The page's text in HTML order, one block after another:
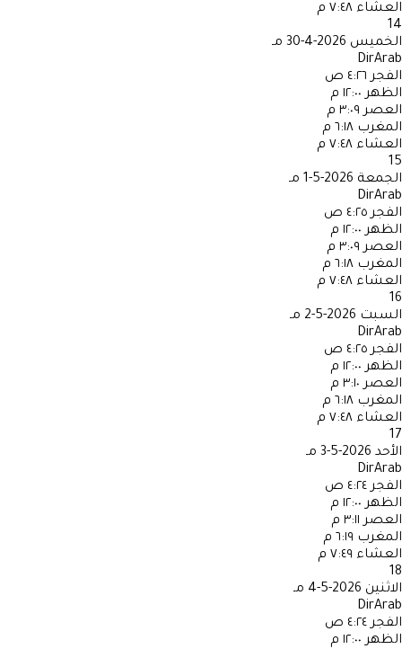
العشاء ٧:٤٨ م
14
الخميس 2026-4-30 مـ
DirArab
الفجر ٤:٢٦ ص
الظهر ١٢:٠٠ م
العصر ٣:٠٩ م
المغرب ٦:١٨ م
العشاء ٧:٤٨ م
15
الجمعة 2026-5-1 مـ
DirArab
الفجر ٤:٢٥ ص
الظهر ١٢:٠٠ م
العصر ٣:٠٩ م
المغرب ٦:١٨ م
العشاء ٧:٤٨ م
16
السبت 2026-5-2 مـ
DirArab
الفجر ٤:٢٥ ص
الظهر ١٢:٠٠ م
العصر ٣:١٠ م
المغرب ٦:١٨ م
العشاء ٧:٤٨ م
17
الأحد 2026-5-3 مـ
DirArab
الفجر ٤:٢٤ ص
الظهر ١٢:٠٠ م
العصر ٣:١١ م
المغرب ٦:١٩ م
العشاء ٧:٤٩ م
18
الاثنين 2026-5-4 مـ
DirArab
الفجر ٤:٢٤ ص
الظهر ١٢:٠٠ م